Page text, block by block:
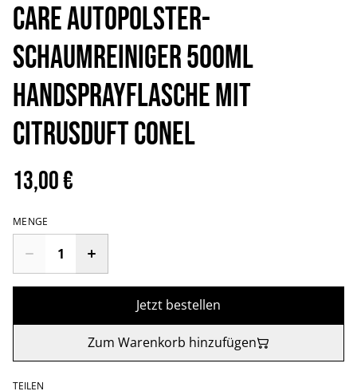
CARE Autopolster-
Schaumreiniger 500ml
Handsprayflasche mit
Citrusduft CONEL
13,00 €
MENGE
Jetzt bestellen
Zum Warenkorb hinzufügen
TEILEN